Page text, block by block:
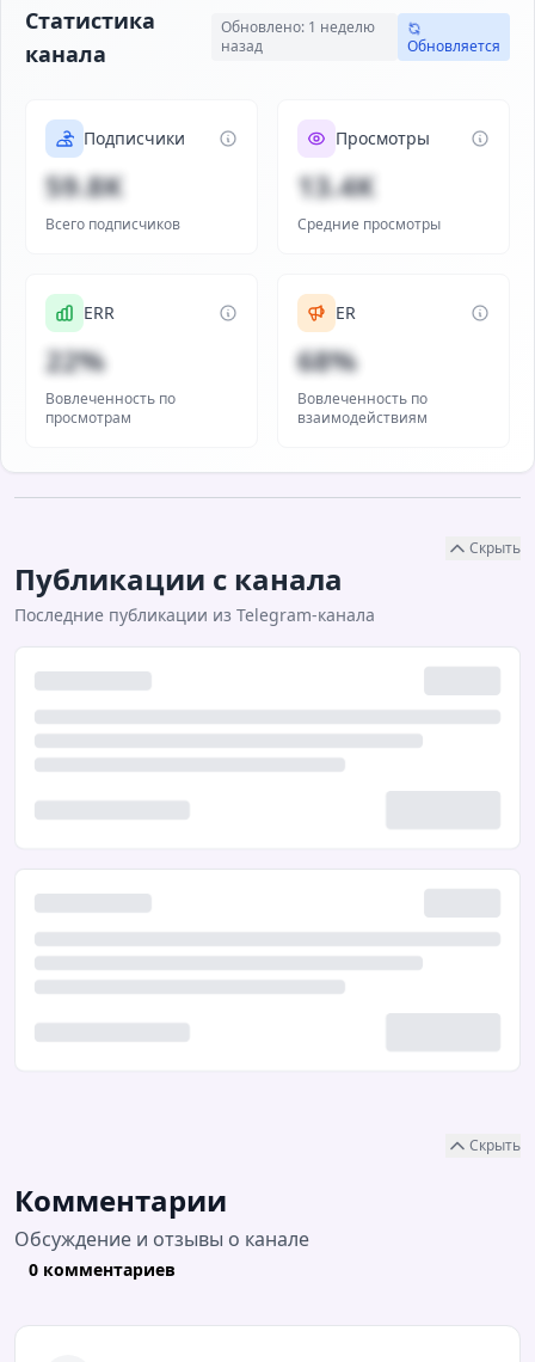
Статистика
канала
Обновлено: 1 неделю
назад
Обновляется
Подписчики
59.8K
Всего подписчиков
Просмотры
13.4K
Средние просмотры
ERR
22%
Вовлеченность по
просмотрам
ER
68%
Вовлеченность по
взаимодействиям
Скрыть
Комментарии
Обсуждение и отзывы о канале
0 комментариев
Скрыть
Публикации с канала
Последние публикации из Telegram-канала